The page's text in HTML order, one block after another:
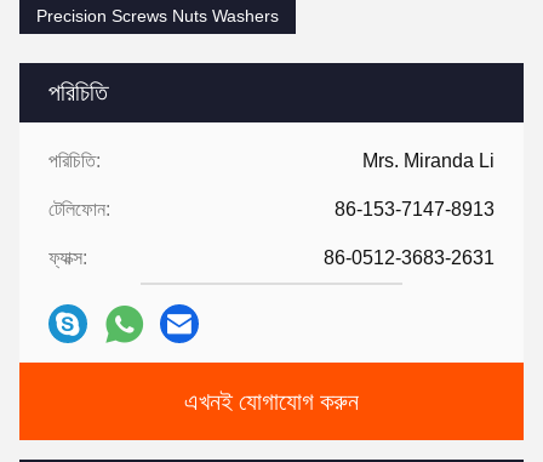
পরিচিতি
পরিচিতি: Mrs. Miranda Li
টেলিফোন: 86-153-7147-8913
ফ্যাক্স: 86-0512-3683-2631
এখনই যোগাযোগ করুন
Precision Screws Nuts Washers